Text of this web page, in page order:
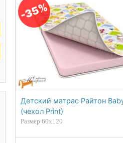
-35%
Детский матрас Райтон
(чехол Print)
Размер 60х120